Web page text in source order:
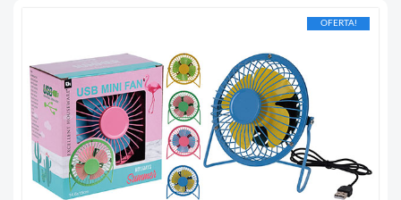
OFERTA!